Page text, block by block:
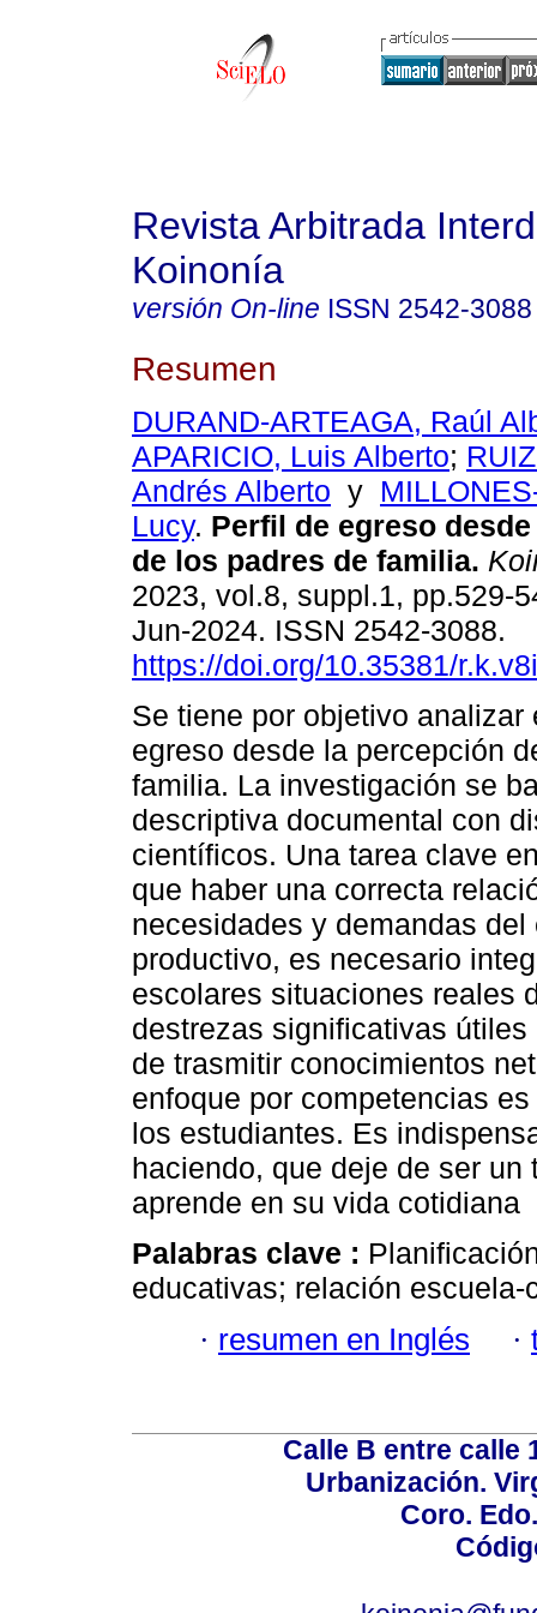
Revista Arbitrada
Koinonía
versión On-line ISSN 2542-3088
Resumen
DURAND-ARTEAGA, Raúl
APARICIO, Luis Alberto;
Andrés Alberto y
Lucy. Perfil de egreso
de los padres de familia.
2023, vol.8, suppl.1, pp.529-
Jun-2024. ISSN 2542-3088.
https://doi.org/10.35381/
Se tiene por objetivo analizar
egreso desde la percepción
familia. La investigación se
descriptiva documental con
científicos. Una tarea clave
que haber una correcta
necesidades y demandas
productivo, es necesario
escolares situaciones reales
destrezas significativas
de trasmitir conocimientos
enfoque por competencias
los estudiantes. Es
haciendo, que deje de ser
aprende en su vida cotidiana
Palabras clave :
educativas; relación escuela-
· resumen en Inglés ·
Calle B entre calle
Urbanización.
Coro.